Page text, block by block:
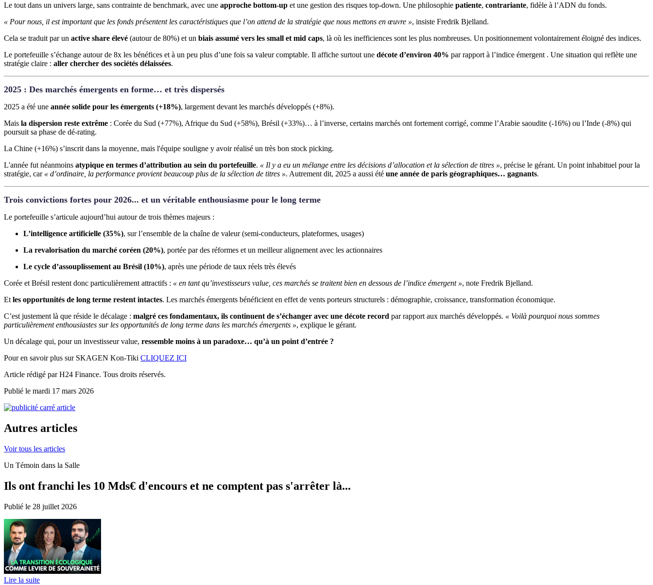
Le tout dans un univers large, sans contrainte de benchmark, avec une approche bottom-up et une gestion des risques top-down. Une philosophie patiente, contrariante, fidèle à l’ADN du fonds.
« Pour nous, il est important que les fonds présentent les caractéristiques que l’on attend de la stratégie que nous mettons en œuvre », insiste Fredrik Bjelland.
Cela se traduit par un active share élevé (autour de 80%) et un biais assumé vers les small et mid caps, là où les inefficiences sont les plus nombreuses. Un positionnement volontairement éloigné des indices.
Le portefeuille s’échange autour de 8x les bénéfices et à un peu plus d’une fois sa valeur comptable. Il affiche surtout une décote d’environ 40% par rapport à l’indice émergent . Une situation qui reflète une
stratégie claire : aller chercher des sociétés délaissées.
2025 : Des marchés émergents en forme… et très dispersés
2025 a été une année solide pour les émergents (+18%), largement devant les marchés développés (+8%).
Mais la dispersion reste extrême : Corée du Sud (+77%), Afrique du Sud (+58%), Brésil (+33%)… à l’inverse, certains marchés ont fortement corrigé, comme l’Arabie saoudite (-16%) ou l’Inde (-8%) qui
poursuit sa phase de dé-rating.
La Chine (+16%) s’inscrit dans la moyenne, mais l'équipe souligne y avoir réalisé un très bon stock picking.
L'année fut néanmoins atypique en termes d’attribution au sein du portefeuille. « Il y a eu un mélange entre les décisions d’allocation et la sélection de titres », précise le gérant. Un point inhabituel pour la
stratégie, car « d’ordinaire, la performance provient beaucoup plus de la sélection de titres ». Autrement dit, 2025 a aussi été une année de paris géographiques… gagnants.
Trois convictions fortes pour 2026... et un véritable enthousiasme pour le long terme
Le portefeuille s’articule aujourd’hui autour de trois thèmes majeurs :
L’intelligence artificielle (35%), sur l’ensemble de la chaîne de valeur (semi-conducteurs, plateformes, usages)
La revalorisation du marché coréen (20%), portée par des réformes et un meilleur alignement avec les actionnaires
Le cycle d’assouplissement au Brésil (10%), après une période de taux réels très élevés
Corée et Brésil restent donc particulièrement attractifs : « en tant qu’investisseurs value, ces marchés se traitent bien en dessous de l’indice émergent », note Fredrik Bjelland.
Et les opportunités de long terme restent intactes. Les marchés émergents bénéficient en effet de vents porteurs structurels : démographie, croissance, transformation économique.
C’est justement là que réside le décalage : malgré ces fondamentaux, ils continuent de s’échanger avec une décote record par rapport aux marchés développés. « Voilà pourquoi nous sommes
particulièrement enthousiastes sur les opportunités de long terme dans les marchés émergents », explique le gérant.
Un décalage qui, pour un investisseur value, ressemble moins à un paradoxe… qu’à un point d’entrée ?
Pour en savoir plus sur SKAGEN Kon-Tiki CLIQUEZ ICI
Article rédigé par H24 Finance. Tous droits réservés.
Publié le mardi 17 mars 2026
Autres articles
Voir tous les articles
Un Témoin dans la Salle
Ils ont franchi les 10 Mds€ d'encours et ne comptent pas s'arrêter là...
Publié le 28 juillet 2026
Lire la suite